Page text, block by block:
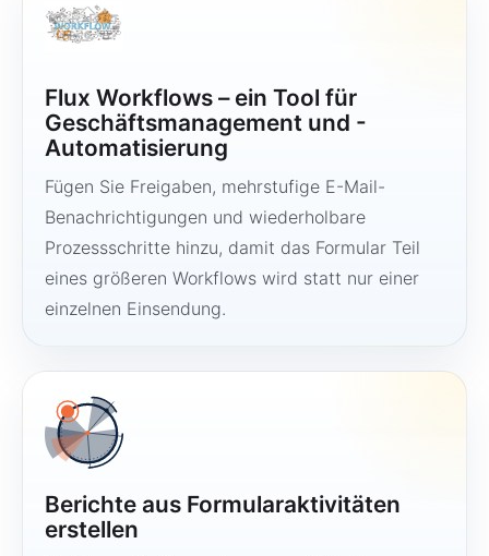
Flux Workflows – ein Tool für
Geschäftsmanagement und -
Automatisierung
Fügen Sie Freigaben, mehrstufige E-Mail-
Benachrichtigungen und wiederholbare
Prozessschritte hinzu, damit das Formular Teil
eines größeren Workflows wird statt nur einer
einzelnen Einsendung.
Berichte aus Formularaktivitäten
erstellen